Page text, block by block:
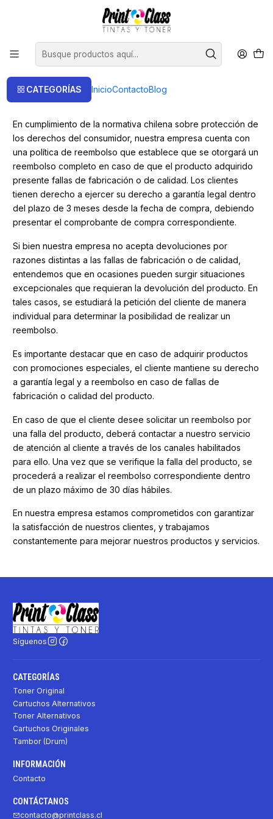
CATEGORÍAS InicioContactoBlog
📦 Envío Gratis compras sobre $120.000
Politica de reembolso
En cumplimiento de la normativa chilena sobre protección de
los derechos del consumidor, nuestra empresa cuenta con
una política de reembolso que establece que se otorgará un
reembolso completo en caso de que el producto adquirido
presente fallas de fabricación o de calidad. Los clientes
tienen derecho a ejercer su derecho a garantía legal dentro
del plazo de 3 meses desde la fecha de compra, debiendo
presentar el comprobante de compra correspondiente.
Si bien nuestra empresa no acepta devoluciones por
razones distintas a las fallas de fabricación o de calidad,
entendemos que en ocasiones pueden surgir situaciones
excepcionales que requieran la devolución del producto. En
tales casos, se estudiará la petición del cliente de manera
individual para determinar la posibilidad de realizar un
reembolso.
Es importante destacar que en caso de adquirir productos
con promociones especiales, el cliente mantiene su derecho
a garantía legal y a reembolso en caso de fallas de
fabricación o calidad del producto.
En caso de que el cliente desee solicitar un reembolso por
una falla del producto, deberá contactar a nuestro servicio
de atención al cliente a través de los canales habilitados
para ello. Una vez que se verifique la falla del producto, se
procederá a realizar el reembolso correspondiente dentro
de un plazo máximo de 30 días hábiles.
En nuestra empresa estamos comprometidos con garantizar
la satisfacción de nuestros clientes, y trabajamos
constantemente para mejorar nuestros productos y servicios.
Síguenos
CATEGORÍAS
Toner Original
Cartuchos Alternativos
Toner Alternativos
Cartuchos Originales
Tambor (Drum)
INFORMACIÓN
Contacto
CONTÁCTANOS
contacto@printclass.cl